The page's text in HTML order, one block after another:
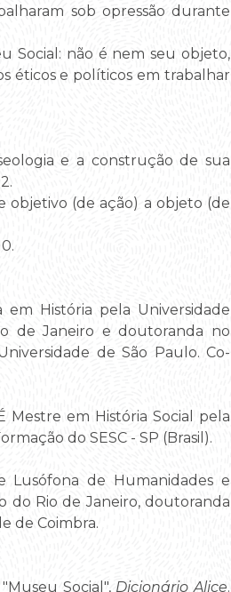
sob opressão durante
Social: não é nem seu objeto,
éticos e políticos em trabalhar
e a construção de sua
objetivo (de ação) a objeto (de
História pela Universidade
de Janeiro e doutoranda no
de São Paulo. Co-
Mestre em História Social pela
do SESC - SP (Brasil).
Lusófona de Humanidades e
do Rio de Janeiro, doutoranda
de Coimbra.
Social", Dicionário Alice.